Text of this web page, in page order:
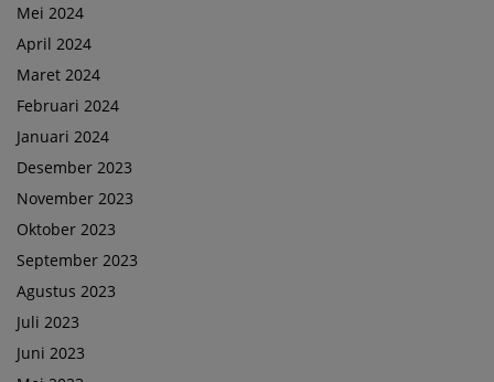
Mei 2024
April 2024
Maret 2024
Februari 2024
Januari 2024
Desember 2023
November 2023
Oktober 2023
September 2023
Agustus 2023
Juli 2023
Juni 2023